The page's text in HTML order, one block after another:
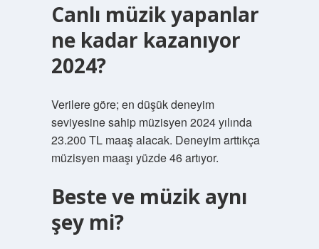
Canlı müzik yapanlar
ne kadar kazanıyor
2024?
Verilere göre; en düşük deneyim
seviyesine sahip müzisyen 2024 yılında
23.200 TL maaş alacak. Deneyim arttıkça
müzisyen maaşı yüzde 46 artıyor.
Beste ve müzik aynı
şey mi?